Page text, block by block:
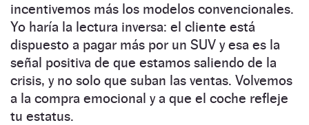
incentivemos más los modelos convencionales.
Yo haría la lectura inversa: el cliente está
dispuesto a pagar más por un SUV y esa es la
señal positiva de que estamos saliendo de la
crisis, y no solo que suban las ventas. Volvemos
a la compra emocional y a que el coche refleje
tu estatus.